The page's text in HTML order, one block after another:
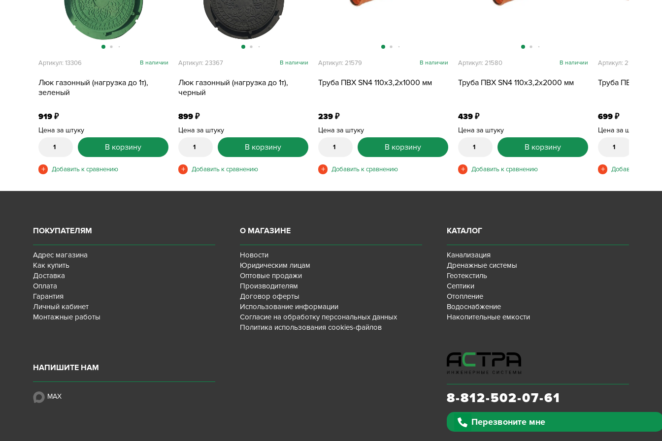
Люк газонный (нагрузка до 1т),
зеленый
Артикул: 13306 В наличии
919₽
Цена за штуку
В корзину
Люк газонный (нагрузка до 1т),
черный
Артикул: 23367 В наличии
899₽
Цена за штуку
В корзину
Труба ПВХ SN4 110х3,2х1000 мм
Артикул: 21579 В наличии
239₽
Цена за штуку
В корзину
Труба ПВХ SN4 110х3,2х2000 мм
Артикул: 21580 В наличии
439₽
Цена за штуку
В корзину
Труба ПВХ SN4
Артикул: 21581
699₽
Цена за штуку
8-812-502-07-61
Перезвоните мне
ПОКУПАТЕЛЯМ
Адрес магазина
Как купить
Доставка
Оплата
Гарантия
Личный кабинет
Монтажные работы
О МАГАЗИНЕ
Новости
Юридическим лицам
Оптовые продажи
Производителям
Договор оферты
Использование информации
Согласие на обработку персональных данных
Политика использования cookies-файлов
КАТАЛОГ
Канализация
Дренажные системы
Геотекстиль
Септики
Отопление
Водоснабжение
Накопительные емкости
НАПИШИТЕ НАМ
MAX